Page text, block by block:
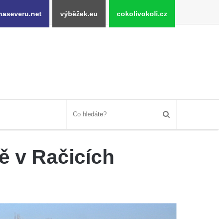
výběžek.eu cokolivokoli.cz
v Račicích